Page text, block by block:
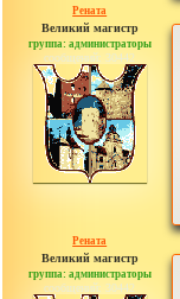
Рената
Великий магистр
группа: администраторы
сообщений: 30442
Рената
Великий магистр
группа: администраторы
сообщений: 30442